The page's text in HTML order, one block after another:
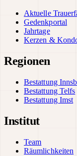
Aktuelle
Gedenkportal
Jahrtage
Kerzen &
Regionen
Bestattung
Bestattung Telfs
Bestattung Imst
Institut
Team
Räumlichkeiten